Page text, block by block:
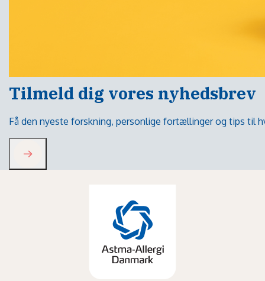
Tilmeld dig vores nyhedsbrev
Få den nyeste forskning, personlige fortællinger og tips til